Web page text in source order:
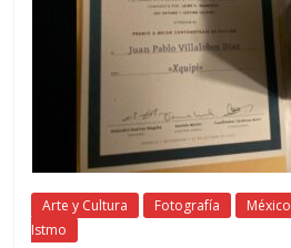
Arte y Cultura Fotografía México
Istmo